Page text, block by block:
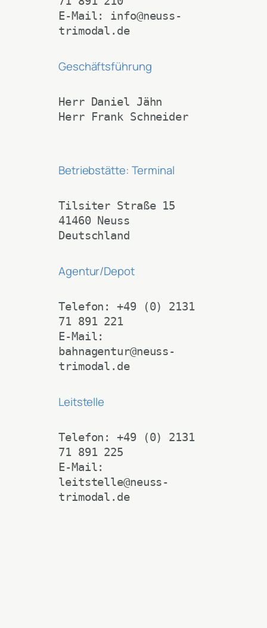
E-Mail: info@neuss-
trimodal.de
Geschäftsführung
Herr Daniel Jähn
Herr Frank Schneider
Betriebstätte: Terminal
Tilsiter Straße 15
41460 Neuss
Deutschland
Agentur/Depot
Telefon: +49 (0) 2131
71 891 221
E-Mail:
bahnagentur@neuss-
trimodal.de
Leitstelle
Telefon: +49 (0) 2131
71 891 225
E-Mail:
leitstelle@neuss-
trimodal.de